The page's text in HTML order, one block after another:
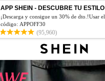
APP SHEIN - DESCUBRE TU ESTILO
¡Descarga y consigue un 30% de dto.!Usar el
código: APPOFF30
(95,960)